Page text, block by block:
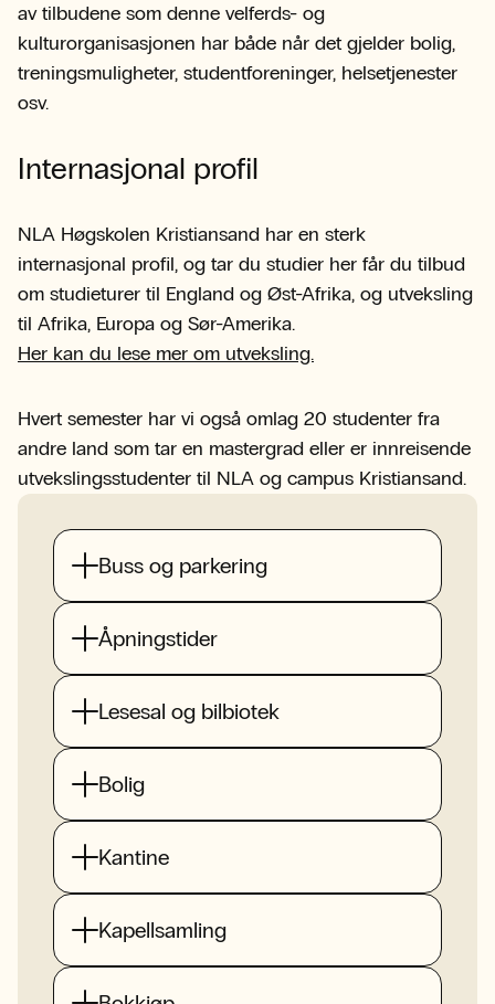
av tilbudene som denne velferds- og
kulturorganisasjonen har både når det gjelder bolig,
treningsmuligheter, studentforeninger, helsetjenester
osv.
Internasjonal profil
NLA Høgskolen Kristiansand har en sterk
internasjonal profil, og tar du studier her får du tilbud
om studieturer til England og Øst-Afrika, og utveksling
til Afrika, Europa og Sør-Amerika.
Her kan du lese mer om utveksling.
Hvert semester har vi også omlag 20 studenter fra
andre land som tar en mastergrad eller er innreisende
utvekslingsstudenter til NLA og campus Kristiansand.
Buss og parkering
Åpningstider
Lesesal og bilbiotek
Bolig
Kantine
Kapellsamling